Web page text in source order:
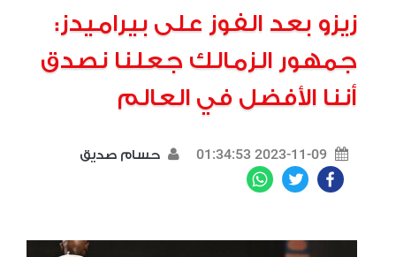
زيزو بعد الفوز على بيراميدز:
جمهور الزمالك جعلنا نصدق
أننا الأفضل في العالم
2023-11-09 01:34:53 حسام صديق
Facebook
Twitter